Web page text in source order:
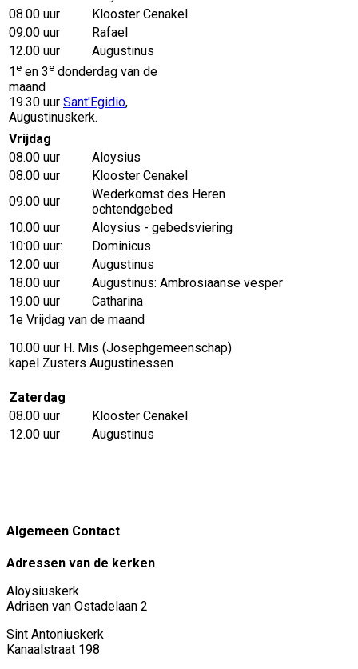
08.00 uur
Klooster Cenakel
09.00 uur
Rafael
12.00 uur
Augustinus
1 e en 3e donderdag van de
maand
19.30 uur Sant'Egidio,
Augustinuskerk.
Vrijdag
08.00 uur
Aloysius
08.00 uur
Klooster Cenakel
09.00 uur
Wederkomst des Heren
ochtendgebed
10.00 uur
Aloysius - gebedsviering
10:00 uur:
Dominicus
12.00 uur
Augustinus
18.00 uur
Augustinus: Ambrosiaanse vesper
19.00 uur
Catharina
1e Vrijdag van de maand
10.00 uur H. Mis (Josephgemeenschap)
kapel Zusters Augustinessen
Zaterdag
08.00 uur
Klooster Cenakel
12.00 uur
Augustinus
Algemeen Contact
Adressen van de kerken
Aloysiuskerk
Adriaen van Ostadelaan 2
Sint Antoniuskerk
Kanaalstraat 198